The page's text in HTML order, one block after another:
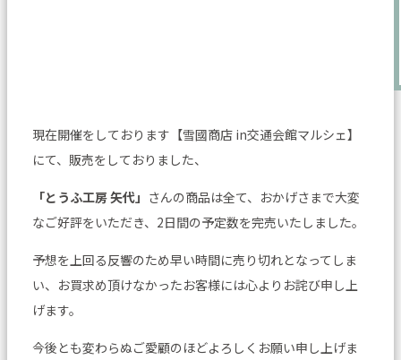
現在開催をしております【雪國商店 in交通会館マルシェ】
にて、販売をしておりました、
「とうふ工房 矢代」 さんの商品は全て、おかげさまで大変
なご好評をいただき、2日間の予定数を完売いたしました。
予想を上回る反響のため早い時間に売り切れとなってしま
い、お買求め頂けなかったお客様には心よりお詫び申し上
げます。
今後とも変わらぬご愛顧のほどよろしくお願い申し上げま